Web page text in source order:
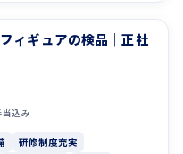
ィギュアの検品｜正社
込み
研修制度充実